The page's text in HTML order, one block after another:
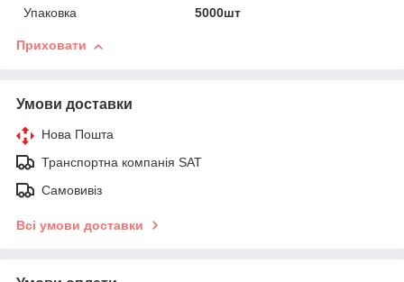
Упаковка
5000шт
Приховати
Умови доставки
Нова Пошта
Транспортна компанія SAT
Самовивіз
Всі умови доставки